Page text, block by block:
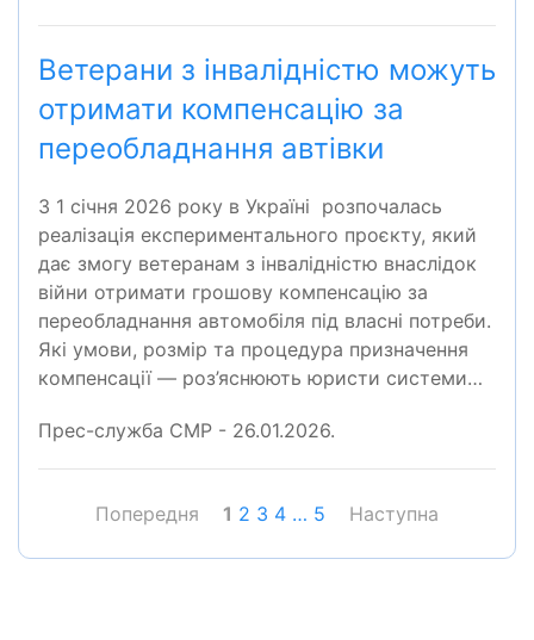
Ветерани з інвалідністю можуть
отримати компенсацію за
переобладнання автівки
З 1 січня 2026 року в Україні розпочалась
реалізація експериментального проєкту, який
дає змогу ветеранам з інвалідністю внаслідок
війни отримати грошову компенсацію за
переобладнання автомобіля під власні потреби.
Які умови, розмір та процедура призначення
компенсації — роз’яснюють юристи системи…
Прес-служба СМР - 26.01.2026.
Попередня Наступна
1 2 3 4 … 5